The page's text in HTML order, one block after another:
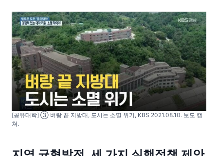
[공유대학] ③ 벼랑 끝 지방대, 도시는 소멸 위기, KBS 2021.08.10. 보도 캡
쳐.